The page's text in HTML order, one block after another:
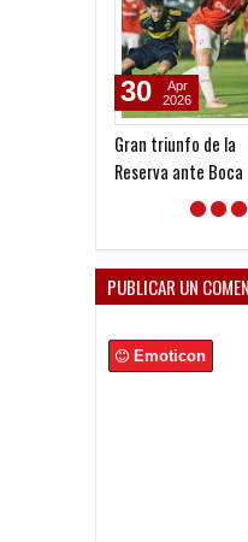
Gran triunfo de la
Reserva ante Boca
30
Apr
2026
PUBLICAR UN
Emoticon